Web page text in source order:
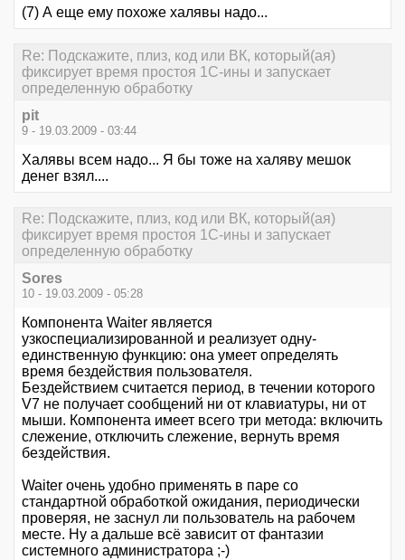
(7) А еще ему похоже халявы надо...
Re: Подскажите, плиз, код или ВК, который(ая)
фиксирует время простоя 1С-ины и запускает
определенную обработку
pit
9 - 19.03.2009 - 03:44
Халявы всем надо... Я бы тоже на халяву мешок
денег взял....
Re: Подскажите, плиз, код или ВК, который(ая)
фиксирует время простоя 1С-ины и запускает
определенную обработку
Sores
10 - 19.03.2009 - 05:28
Компонента Waiter является
узкоспециализированной и реализует одну-
единственную функцию: она умеет определять
время бездействия пользователя.
Бездействием считается период, в течении которого
V7 не получает сообщений ни от клавиатуры, ни от
мыши. Компонента имеет всего три метода: включить
слежение, отключить слежение, вернуть время
бездействия.
Waiter очень удобно применять в паре со
стандартной обработкой ожидания, периодически
проверяя, не заснул ли пользователь на рабочем
месте. Ну а дальше всё зависит от фантазии
системного администратора ;-)